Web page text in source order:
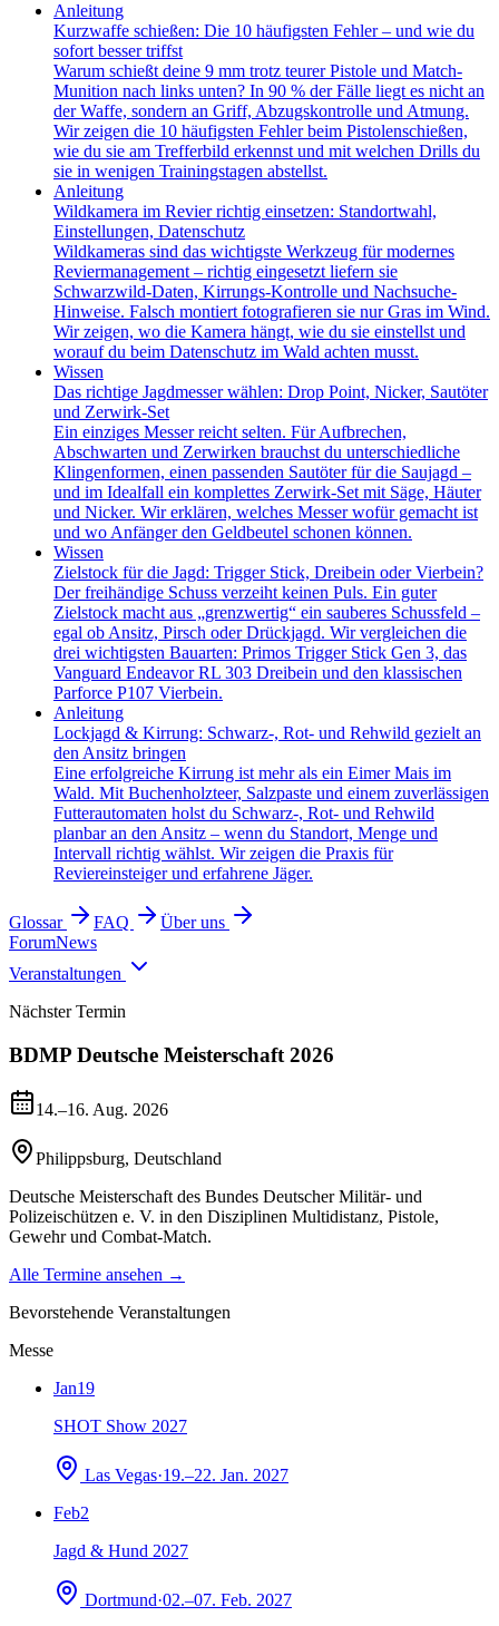
Anleitung
Kurzwaffe schießen: Die 10 häufigsten Fehler – und wie du
sofort besser triffst
Warum schießt deine 9 mm trotz teurer Pistole und Match-
Munition nach links unten? In 90 % der Fälle liegt es nicht an
der Waffe, sondern an Griff, Abzugskontrolle und Atmung.
Wir zeigen die 10 häufigsten Fehler beim Pistolenschießen,
wie du sie am Trefferbild erkennst und mit welchen Drills du
sie in wenigen Trainingstagen abstellst.
Anleitung
Wildkamera im Revier richtig einsetzen: Standortwahl,
Einstellungen, Datenschutz
Wildkameras sind das wichtigste Werkzeug für modernes
Reviermanagement – richtig eingesetzt liefern sie
Schwarzwild-Daten, Kirrungs-Kontrolle und Nachsuche-
Hinweise. Falsch montiert fotografieren sie nur Gras im Wind.
Wir zeigen, wo die Kamera hängt, wie du sie einstellst und
worauf du beim Datenschutz im Wald achten musst.
Wissen
Das richtige Jagdmesser wählen: Drop Point, Nicker, Sautöter
und Zerwirk-Set
Ein einziges Messer reicht selten. Für Aufbrechen,
Abschwarten und Zerwirken brauchst du unterschiedliche
Klingenformen, einen passenden Sautöter für die Saujagd –
und im Idealfall ein komplettes Zerwirk-Set mit Säge, Häuter
und Nicker. Wir erklären, welches Messer wofür gemacht ist
und wo Anfänger den Geldbeutel schonen können.
Wissen
Zielstock für die Jagd: Trigger Stick, Dreibein oder Vierbein?
Der freihändige Schuss verzeiht keinen Puls. Ein guter
Zielstock macht aus „grenzwertig“ ein sauberes Schussfeld –
egal ob Ansitz, Pirsch oder Drückjagd. Wir vergleichen die
drei wichtigsten Bauarten: Primos Trigger Stick Gen 3, das
Vanguard Endeavor RL 303 Dreibein und den klassischen
Parforce P107 Vierbein.
Anleitung
Lockjagd & Kirrung: Schwarz-, Rot- und Rehwild gezielt an
den Ansitz bringen
Eine erfolgreiche Kirrung ist mehr als ein Eimer Mais im
Wald. Mit Buchenholzteer, Salzpaste und einem zuverlässigen
Futterautomaten holst du Schwarz-, Rot- und Rehwild
planbar an den Ansitz – wenn du Standort, Menge und
Intervall richtig wählst. Wir zeigen die Praxis für
Reviereinsteiger und erfahrene Jäger.
Glossar FAQ
Über uns
ForumNews
Veranstaltungen
Nächster Termin
BDMP Deutsche Meisterschaft 2026
14.–16. Aug. 2026
Philippsburg, Deutschland
Deutsche Meisterschaft des Bundes Deutscher Militär- und
Polizeischützen e. V. in den Disziplinen Multidistanz, Pistole,
Gewehr und Combat-Match.
Alle Termine ansehen →
Bevorstehende Veranstaltungen
Messe
Jan19
SHOT Show 2027
Las Vegas·19.–22. Jan. 2027
Feb2
Jagd & Hund 2027
Dortmund·02.–07. Feb. 2027